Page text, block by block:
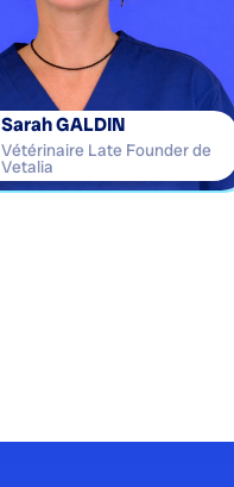
Sarah GALDIN
Vétérinaire Late Founder de
Vetalia